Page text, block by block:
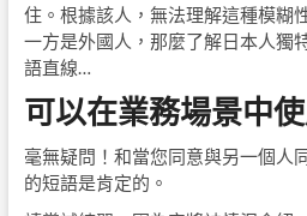
住。根據該人，無法理解這種模糊
一方是外國人，那麼了解日本人獨
語直線…
可以在業務場景中
毫無疑問！和當您同意與另一個人
的短語是肯定的。